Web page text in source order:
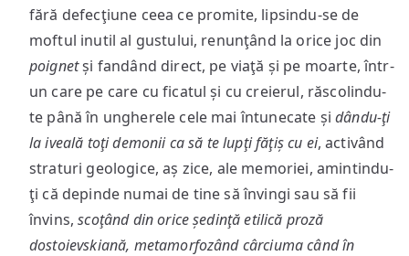
fără defecţiune ceea ce promite, lipsindu-se de
moftul inutil al gustului, renunţând la orice joc din
poignetși fandând direct, pe viaţă și pe moarte, într-
un care pe care cu ficatul și cu creierul, răscolindu-
te până în ungherele cele mai întunecate șidându-ţi
la iveală toţi demonii ca să te lupţi făţiș cu ei, activând
straturi geologice, aș zice, ale memoriei, amintindu-
ţi că depinde numai de tine să învingi sau să fii
învins,scoţând din orice ședinţă etilică proză
dostoievskiană, metamorfozând cârciuma când în